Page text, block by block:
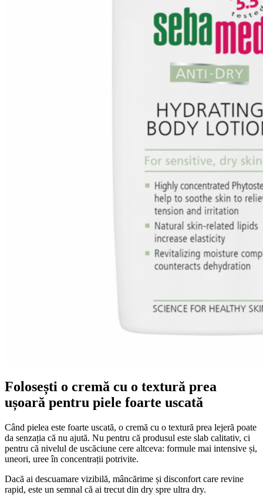
Folosești o cremă cu o textură prea
ușoară pentru piele foarte uscată
Când pielea este foarte uscată, o cremă cu o textură prea lejeră poate
da senzația că nu ajută. Nu pentru că produsul este slab calitativ, ci
pentru că nivelul de uscăciune cere altceva: formule mai intensive și,
uneori, uree în concentrații potrivite.
Dacă ai descuamare vizibilă, mâncărime și disconfort care revine
rapid, este un semnal că ai trecut din dry spre ultra dry.